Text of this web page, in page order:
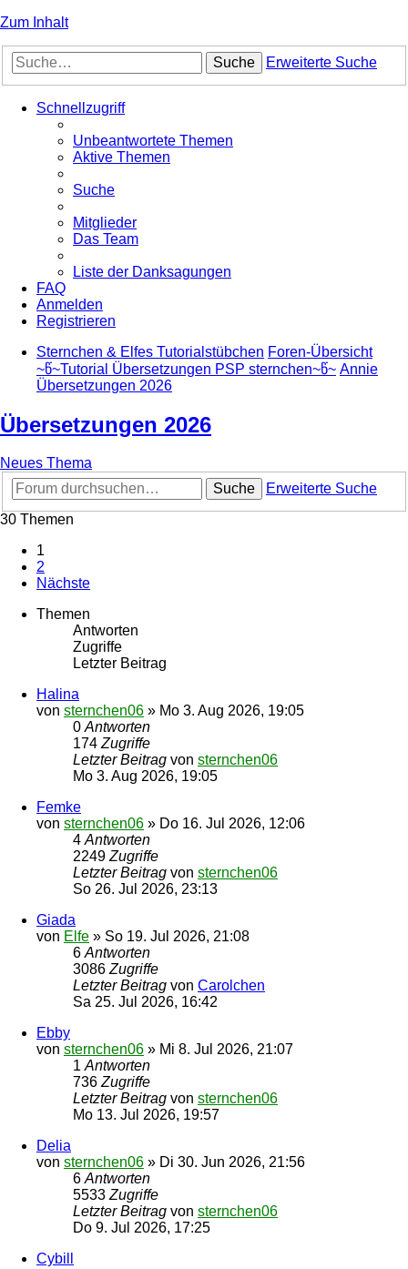
Zum Inhalt
Suche Erweiterte Suche
Schnellzugriff
Unbeantwortete Themen
Aktive Themen
Suche
Mitglieder
Das Team
Liste der Danksagungen
FAQ
Anmelden
Registrieren
Sternchen & Elfes Tutorialstübchen Foren-Übersicht
~წ~Tutorial Übersetzungen PSP sternchen~წ~ Annie
Übersetzungen 2026
Übersetzungen 2026
Neues Thema
Suche
Erweiterte Suche
30 Themen
1
2
Nächste
Themen
Antworten
Zugriffe
Letzter Beitrag
Halina
von sternchen06 » Mo 3. Aug 2026, 19:05
0 Antworten
174 Zugriffe
Letzter Beitrag von sternchen06
Mo 3. Aug 2026, 19:05
Femke
von sternchen06 » Do 16. Jul 2026, 12:06
4 Antworten
2249 Zugriffe
Letzter Beitrag von sternchen06
So 26. Jul 2026, 23:13
Giada
von Elfe » So 19. Jul 2026, 21:08
6 Antworten
3086 Zugriffe
Letzter Beitrag von Carolchen
Sa 25. Jul 2026, 16:42
Ebby
von sternchen06 » Mi 8. Jul 2026, 21:07
1 Antworten
736 Zugriffe
Letzter Beitrag von sternchen06
Mo 13. Jul 2026, 19:57
Delia
von sternchen06 » Di 30. Jun 2026, 21:56
6 Antworten
5533 Zugriffe
Letzter Beitrag von sternchen06
Do 9. Jul 2026, 17:25
Cybill